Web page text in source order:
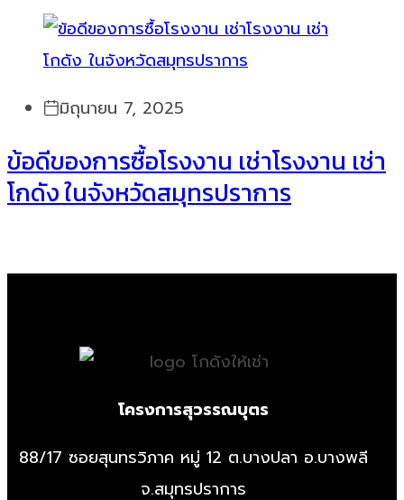
มิถุนายน 7, 2025
ข้อดีของการซื้อโรงงาน เช่าโรงงาน เช่า
โกดัง ในจังหวัดสมุทรปราการ
โครงการสุวรรณบุตร
88/17 ซอยสุนทรวิภาค หมู่ 12 ต.บางปลา อ.บางพลี
จ.สมุทรปราการ